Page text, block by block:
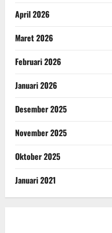
April 2026
Maret 2026
Februari 2026
Januari 2026
Desember 2025
November 2025
Oktober 2025
Januari 2021